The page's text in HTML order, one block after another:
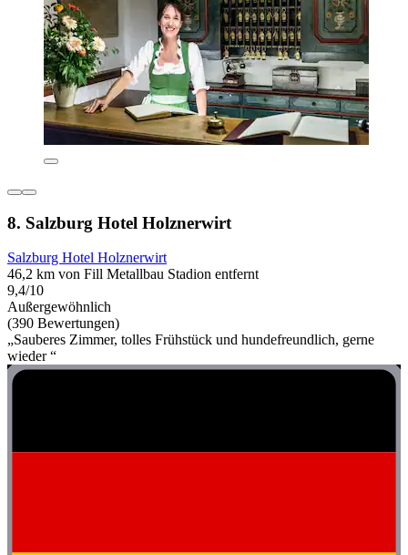
8. Salzburg Hotel Holznerwirt
Salzburg Hotel Holznerwirt
46,2 km von Fill Metallbau Stadion entfernt
9,4/10
Außergewöhnlich
(390 Bewertungen)
„Sauberes Zimmer, tolles Frühstück und hundefreundlich, gerne
wieder “